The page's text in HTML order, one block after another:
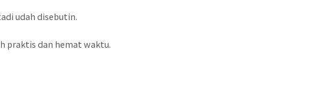
udah disebutin.
praktis dan hemat waktu.